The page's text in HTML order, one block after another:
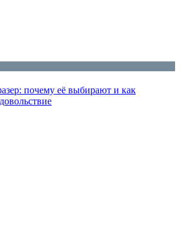
почему её выбирают и как